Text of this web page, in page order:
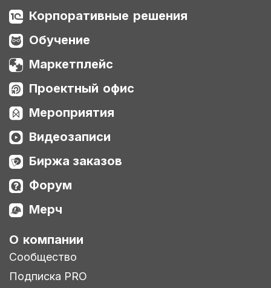
Корпоративные решения
Обучение
Маркетплейс
Проектный офис
Мероприятия
Видеозаписи
Биржа заказов
Форум
Мерч
О компании
Сообщество
Подписка PRO